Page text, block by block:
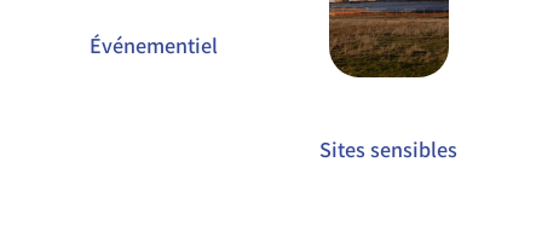
Événementiel
Sites sensibles